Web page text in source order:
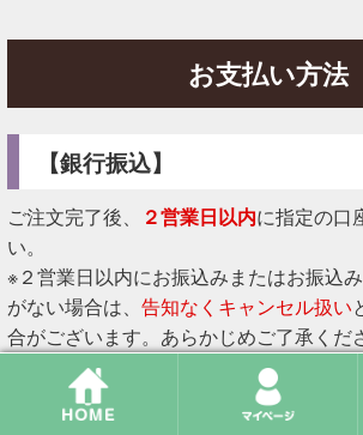
お支払い方法
【銀行振込】
ご注文完了後、 ２営業日以内に指定の口
い。
※２営業日以内にお振込みまたはお振込
がない場合は、 告知なくキャンセル扱い
合がございます。あらかじめご了承くだ
※お振込み先口座は注文完了メールをご確